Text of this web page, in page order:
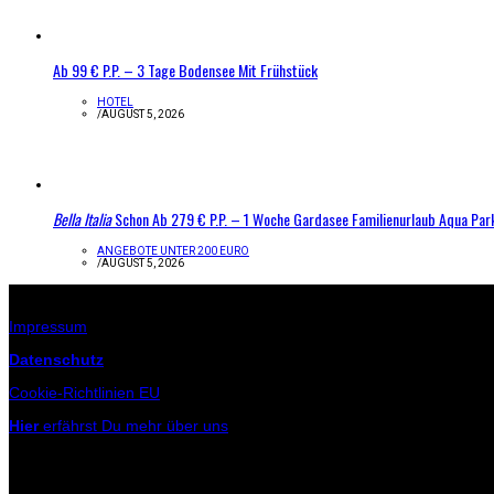
Ab 99 € P.P. – 3 Tage Bodensee Mit Frühstück
HOTEL
/AUGUST 5, 2026
Bella ItaliaSchon Ab 279 € P.P. – 1 Woche Gardasee Familienurlaub Aqua
ANGEBOTE UNTER 200 EURO
/AUGUST 5, 2026
Impressum
Datenschutz
Cookie-Richtlinien EU
Hiererfährst Du mehr über uns